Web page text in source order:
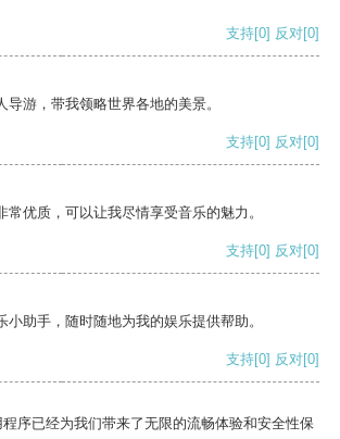
支持[0] 反对[0]
导游，带我领略世界各地的美景。
支持[0] 反对[0]
常优质，可以让我尽情享受音乐的魅力。
支持[0] 反对[0]
小助手，随时随地为我的娱乐提供帮助。
支持[0] 反对[0]
序已经为我们带来了无限的流畅体验和安全性保